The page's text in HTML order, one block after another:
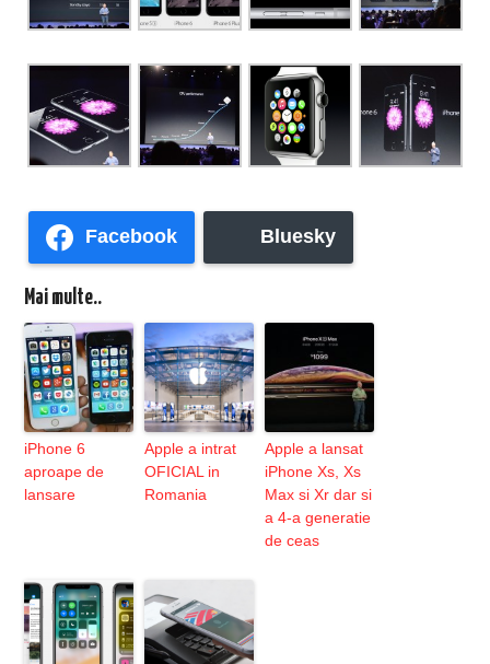
Facebook Bluesky
Mai multe..
iPhone 6
aproape de
lansare
Apple a intrat
OFICIAL in
Romania
Apple a lansat
iPhone Xs, Xs
Max si Xr dar si
a 4-a generatie
de ceas